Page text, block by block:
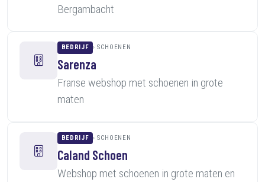
Bergambacht
BEDRIJF SCHOENEN
Sarenza
Franse webshop met schoenen in grote
maten
BEDRIJF SCHOENEN
Caland Schoen
Webshop met schoenen in grote maten en